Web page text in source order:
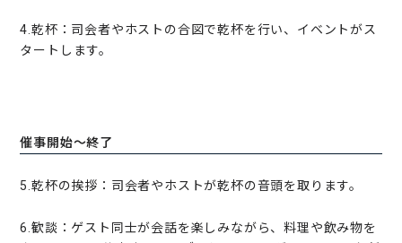
4.乾杯：司会者やホストの合図で乾杯を行い、イベントがス
タートします。
催事開始〜終了
5.乾杯の挨拶：司会者やホストが乾杯の音頭を取ります。
6.歓談：ゲスト同士が会話を楽しみながら、料理や飲み物を